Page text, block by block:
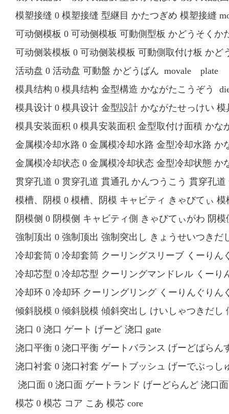
模塑接缝 0 模塑接缝 型継目 かたつぎめ 模塑接縫
可动侧模板 0 可动侧模板 可動側型板 かどうそく
可动侧装模板 0 可动侧装模板 可動側取付け板 か
活动盘 0 活动盘 可動盤 かどうばん movale plate
模具结构 0 模具结构 金型構造 かながたこうぞう
模具设计 0 模具设计 金型設計 かながたせっけい
模具安装面积 0 模具安装面积 金型取付け面積
金属模冷却水路 0 金属模冷却水路 金型冷却水路
金属模冷却状态 0 金属模冷却状态 金型冷却状態
贯穿孔道 0 贯穿孔道 貫通孔 かんつうこう 貫穿孔
模槽、阴模 0 模槽、阴模 キャビティ きゃびてぃ 模
阴模侧 0 阴模侧 キャビティ側 きゃびてぃがわ
強制顶出 0 強制顶出 強制突出し きょうせいつき
冷却套筒 0 冷却套筒 クーリングスリーブ くーり
冷却芯型 0 冷却芯型 クーリングマンドレル くー
冷却环 0 冷却环 クーリングリング くーりんぐり
倾斜脱模 0 倾斜脱模 傾斜突出し けいしゃつきだし
浇口 0 浇口 ゲート げーど 浇口 gate
浇口平衡 0 浇口平衡 ゲートバランス げーどばらん
浇口衬套 0 浇口衬套 ゲートブッシュ げーでぶっし
浇口面 0 浇口面 ゲートランド げーどらんど 浇口
模芯 0 模芯 コア こあ 模芯 core